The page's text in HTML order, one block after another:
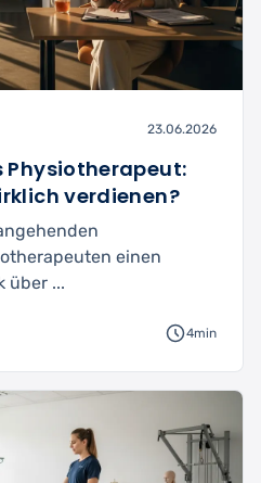
23.06.2026
verdienen?
einen
über ...
4min